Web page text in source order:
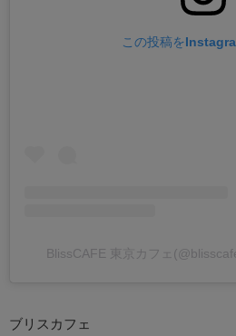
この投稿を
BlissCAFE 東京カフェ
ブリスカフェ